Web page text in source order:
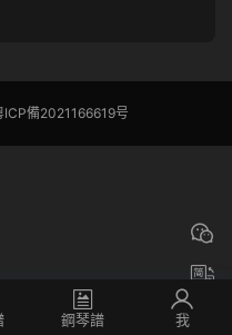
ICP備2021166619号
鋼琴譜 我